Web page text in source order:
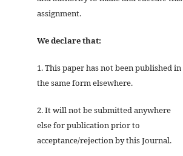
assignment.
We declare that:
1. This paper has not been published in
the same form elsewhere.
2. It will not be submitted anywhere
else for publication prior to
acceptance/rejection by this Journal.